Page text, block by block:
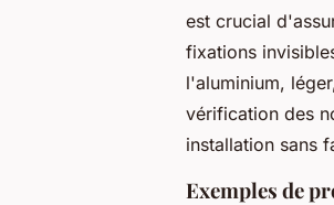
est crucial
fixations
l'aluminium,
vérification des
installation sans
Exemples de